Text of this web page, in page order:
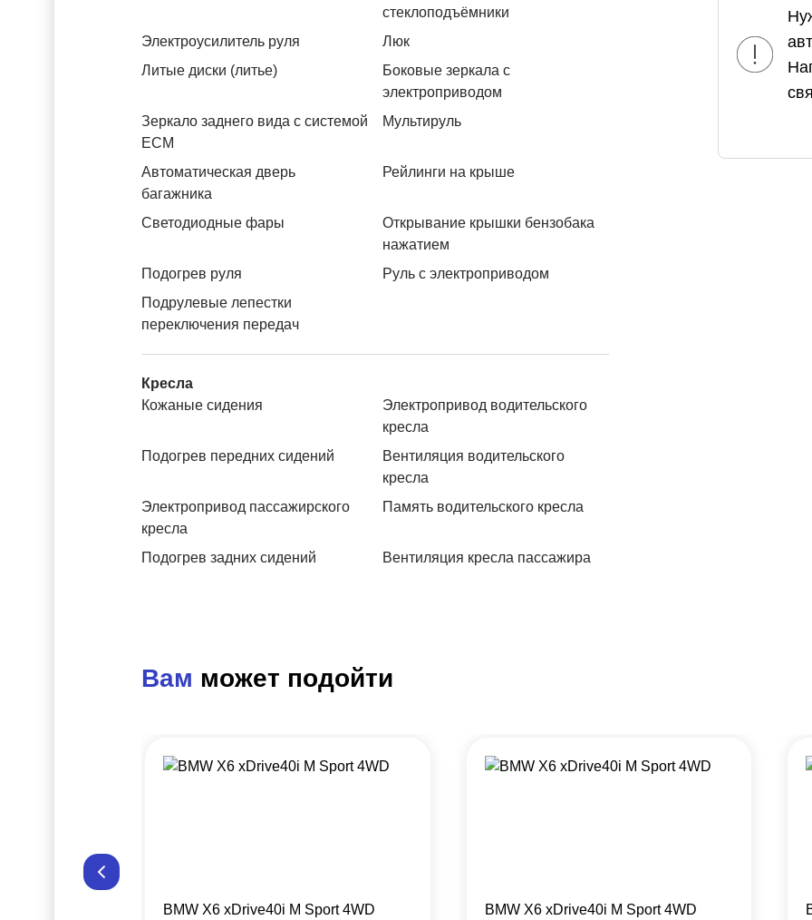
стеклоподъёмники
Электроусилитель руля
Люк
Литые диски (литье)
Боковые зеркала с
электроприводом
Зеркало заднего вида с системой
ЕСМ
Мультируль
Автоматическая дверь
багажника
Рейлинги на крыше
Светодиодные фары
Открывание крышки бензобака
нажатием
Подогрев руля
Руль с электроприводом
Подрулевые лепестки
переключения передач
Кресла
Кожаные сидения
Электропривод водительского
кресла
Подогрев передних сидений
Вентиляция водительского
кресла
Электропривод пассажирского
кресла
Память водительского кресла
Подогрев задних сидений Вентиляция кресла пассажира
Вам может подойти
BMW X6 xDrive40i M Sport 4WD
BMW X6 xDrive40i M Sport 4WD